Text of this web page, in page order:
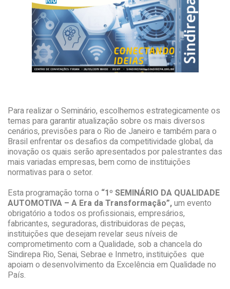
Para realizar o Seminário, escolhemos estrategicamente os
temas para garantir atualização sobre os mais diversos
cenários, previsões para o Rio de Janeiro e também para o
Brasil enfrentar os desafios da competitividade global, da
inovação os quais serão apresentados por palestrantes das
mais variadas empresas, bem como de instituições
normativas para o setor.
Esta programação torna o “1º SEMINÁRIO DA QUALIDADE
AUTOMOTIVA – A Era da Transformação”,um evento
obrigatório a todos os profissionais, empresários,
fabricantes, seguradoras, distribuidoras de peças,
instituições que desejam revelar seus níveis de
comprometimento com a Qualidade, sob a chancela do
Sindirepa Rio, Senai, Sebrae e Inmetro, instituições que
apoiam o desenvolvimento da Excelência em Qualidade no
País.